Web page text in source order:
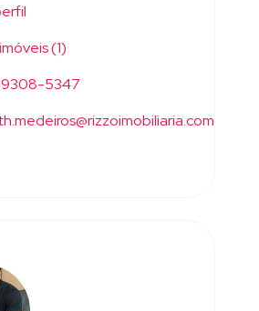
(1)
5347